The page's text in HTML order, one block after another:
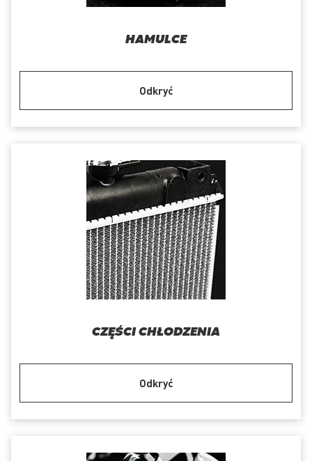
HAMULCE
Odkryć
CZĘŚCI CHŁODZENIA
Odkryć